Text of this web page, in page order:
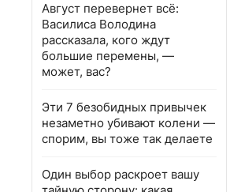
Август перевернет всё:
Василиса Володина
рассказала, кого ждут
большие перемены, —
может, вас?
Эти 7 безобидных привычек
незаметно убивают колени —
спорим, вы тоже так делаете
Один выбор раскроет вашу